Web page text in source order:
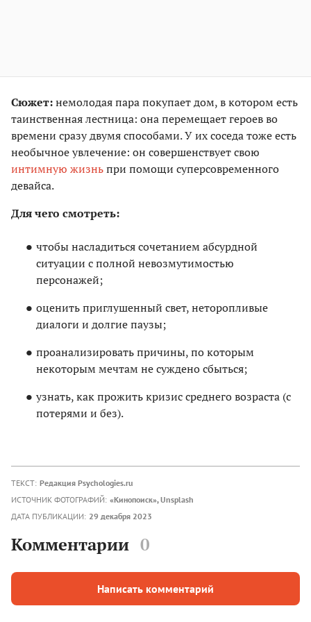
Сюжет:немолодая пара покупает дом, в котором есть
таинственная лестница: она перемещает героев во
времени сразу двумя способами. У их соседа тоже есть
необычное увлечение: он совершенствует свою
интимную жизньпри помощи суперсовременного
девайса.
Для чего смотреть:
чтобы насладиться сочетанием абсурдной
ситуации с полной невозмутимостью
персонажей;
оценить приглушенный свет, неторопливые
диалоги и долгие паузы;
проанализировать причины, по которым
некоторым мечтам не суждено сбыться;
узнать, как прожить кризис среднего возраста (с
потерями и без).
ТЕКСТ: Редакция Psychologies.ru
ИСТОЧНИК ФОТОГРАФИЙ: «Кинопоиск», Unsplash
ДАТА ПУБЛИКАЦИИ: 29 декабря 2023
Комментарии 0
Написать комментарий